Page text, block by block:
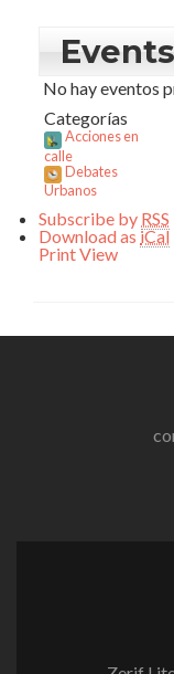
No hay eventos
Categorías
Acciones en
calle
Debates
Urbanos
Subscribe by RSS
Download as iCal
PrintView